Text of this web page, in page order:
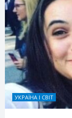
УКРАЇНА І СВІТ